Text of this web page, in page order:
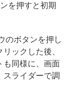
を押すと初期
のボタンを押し
ックした後、
も同様に、画面
スライダーで調